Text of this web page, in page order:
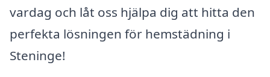
vardag och låt oss hjälpa dig att hitta den
perfekta lösningen för hemstädning i
Steninge!